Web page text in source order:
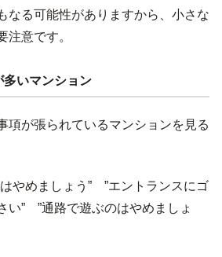
なる可能性がありますから、小さな
注意です。
いマンション
項が張られているマンションを見る
やめましょう” ”エントランスにゴ
い” ”通路で遊ぶのはやめましょ